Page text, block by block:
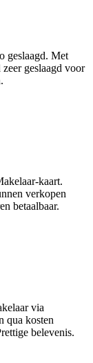
geslaagd. Met
geslaagd voor
kaart.
verkopen
betaalbaar.
via
qua kosten
belevenis.